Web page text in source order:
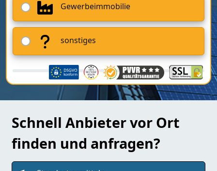
Gewerbeimmobilie
sonstiges
Schnell Anbieter vor Ort
finden und anfragen?